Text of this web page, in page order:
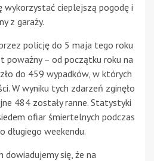
wykorzystać cieplejszą pogodę i
z garaży.
policję do 5 maja tego roku
poważny – od początku roku na
do 459 wypadków, w których
W wyniku tych zdarzeń zginęło
484 zostały ranne. Statystyki
ofiar śmiertelnych podczas
weekendu.
się, że na